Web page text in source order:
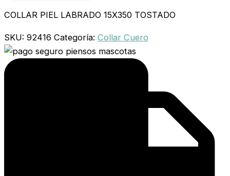
COLLAR PIEL LABRADO 15X350 TOSTADO
SKU: 92416 Categoría: Collar Cuero